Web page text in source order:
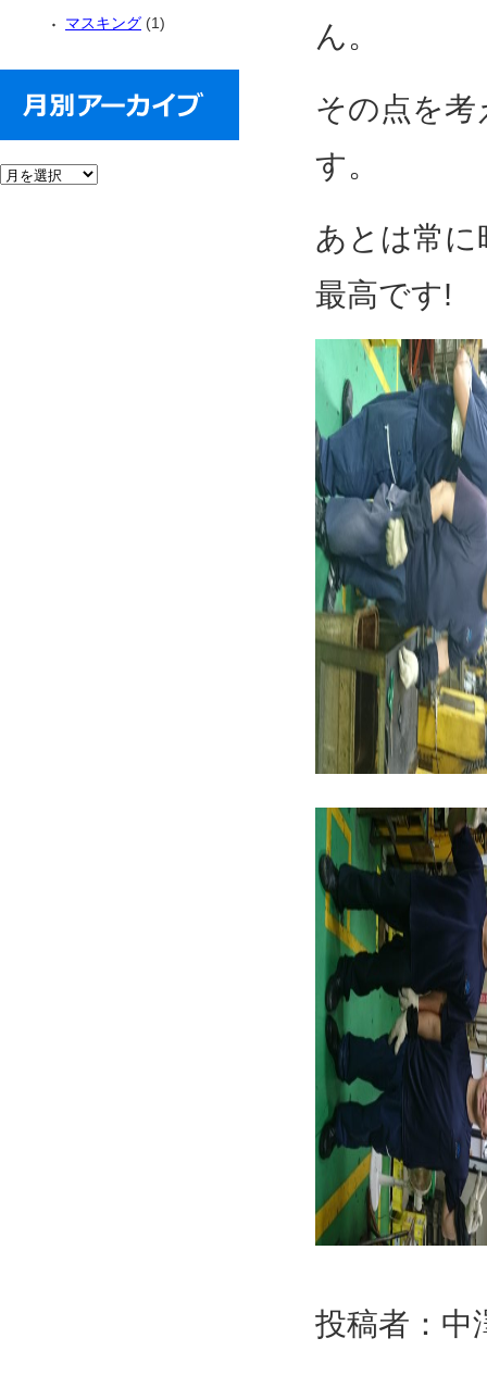
ん。
その点を
す。
あとは常
最高です!
投稿者：
マスキング (1)